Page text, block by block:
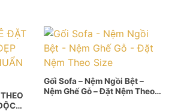
Gối Sofa – Nệm Ngồi Bệt –
Nệm Ghế Gỗ – Đặt Nệm Theo